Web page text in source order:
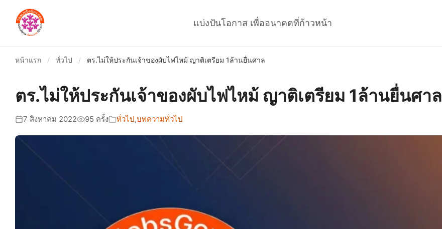
แบ่งปันโอกาส เพื่ออนาคตที่ก้าวหน้า
หน้าแรก / ทั่วไป / ตร.ไม่ให้ประกันเจ้าของผับไฟไหม้ ญาติเตรียม 1ล้านยื่นศาล
ตร.ไม่ให้ประกันเจ้าของผับไฟไหม้ ญาติเตรียม 1ล้านยื่นศาล
7 สิงหาคม 2022 95 ครั้ง ทั่วไป,บทความทั่วไป